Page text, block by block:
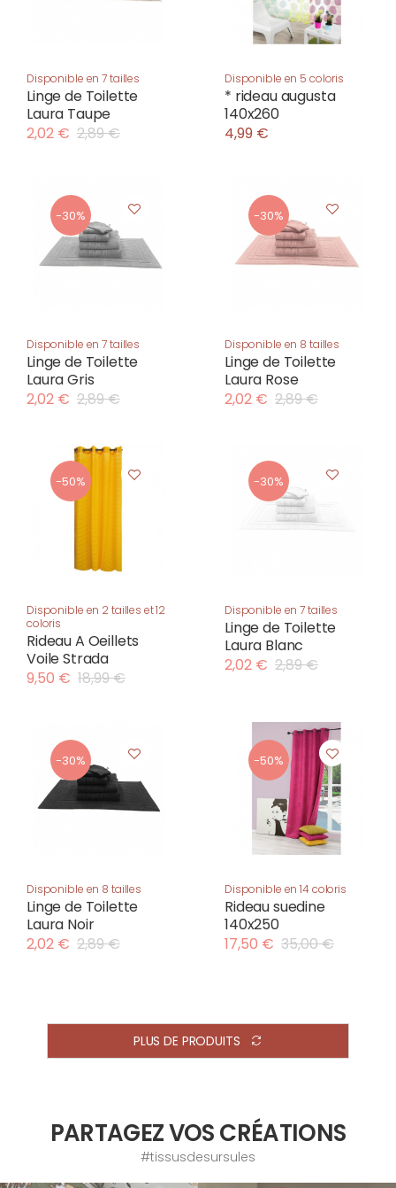
Disponible en 7 tailles
Linge de Toilette
Laura Taupe
2,02 € 2,89 €
Disponible en 5 coloris
* rideau augusta
140x260
4,99 €
-30%
Disponible en 7 tailles
Linge de Toilette
Laura Gris
2,02 € 2,89 €
-30%
Disponible en 8 tailles
Linge de Toilette
Laura Rose
2,02 € 2,89 €
-50%
Disponible en 2 tailles et 12
coloris
Rideau A Oeillets
Voile Strada
9,50 € 18,99 €
-30%
Disponible en 7 tailles
Linge de Toilette
Laura Blanc
2,02 € 2,89 €
-30%
Disponible en 8 tailles
Linge de Toilette
Laura Noir
2,02 € 2,89 €
-50%
Disponible en 14 coloris
Rideau suedine
140x250
17,50 € 35,00 €
PLUS DE PRODUITS
PARTAGEZ VOS CRÉATIONS
#tissusdesursules